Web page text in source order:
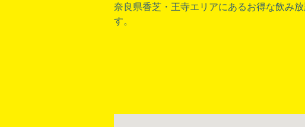
奈良県香芝 ・ 王寺エリアにあるお得な飲み
す。